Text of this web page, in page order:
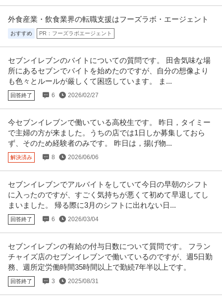
外食産業・飲食業界の転職支援はフーズラボ・エージェント
おすすめ PR：フーズラボエージェント
セブンイレブンのバイトについての質問です。 田舎気味な場
所にあるセブンでバイトを始めたのですが、自分の想像より
も色々とルールが厳しくて困惑しています。 ま...
回答終了 6 2026/02/27
今セブンイレブンで働いている高校生です。 昨日，タイミー
で主婦の方が来ました。うちの店では1日しか募集しておら
ず、そのため経験者のみです。 昨日は，揚げ物...
解決済み 8 2026/06/06
セブンイレブンでアルバイトをしていて今日の早朝のシフト
に入ったのですが、すごく気持ちが悪くて初めて早退してし
まいました。 帰る際に3月のシフトに出れない日...
回答終了 6 2026/03/04
セブンイレブンの有給の付与日数について質問です。 フラン
チャイズ店のセブンイレブンで働いているのですが、週5日勤
務、週所定労働時間35時間以上で勤続7年半以上です。
回答終了 3 2025/08/31